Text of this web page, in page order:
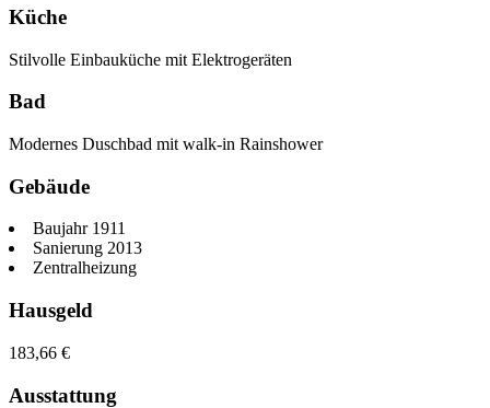
Küche
Stilvolle Einbauküche mit Elektrogeräten
Bad
Modernes Duschbad mit walk-in Rainshower
Gebäude
Baujahr 1911
Sanierung 2013
Zentralheizung
Hausgeld
183,66 €
Ausstattung